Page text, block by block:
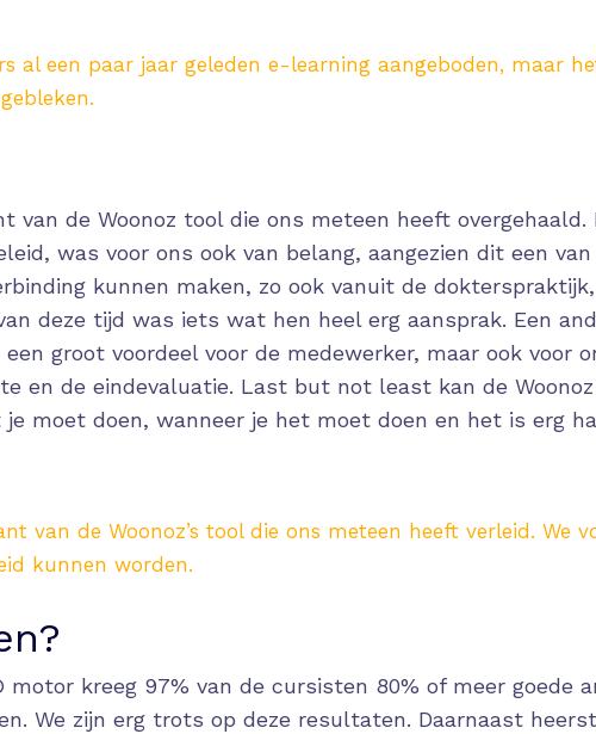
al een paar jaar geleden e-learning aangeboden, maar
van de Woonoz tool die ons meteen heeft
was voor ons ook van belang, aangezien dit een
kunnen maken, zo ook vanuit de
deze tijd was iets wat hen heel erg aansprak. Een
groot voordeel voor de medewerker, maar ook voor
en de eindevaluatie. Last but not least kan de
moet doen, wanneer je het moet doen en het is erg
van de Woonoz’s tool die ons meteen heeft verleid. We
kunnen worden.
motor kreeg 97% van de cursisten 80% of meer goede
We zijn erg trots op deze resultaten. Daarnaast